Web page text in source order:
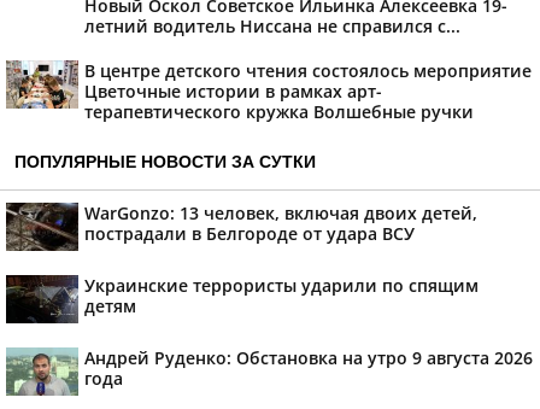
Новый Оскол Советское Ильинка Алексеевка 19-
летний водитель Ниссана не справился с...
В центре детского чтения состоялось мероприятие
Цветочные истории в рамках арт-
терапевтического кружка Волшебные ручки
ПОПУЛЯРНЫЕ НОВОСТИ ЗА СУТКИ
WarGonzo: 13 человек, включая двоих детей,
пострадали в Белгороде от удара ВСУ
Украинские террористы ударили по спящим
детям
Андрей Руденко: Обстановка на утро 9 августа 2026
года